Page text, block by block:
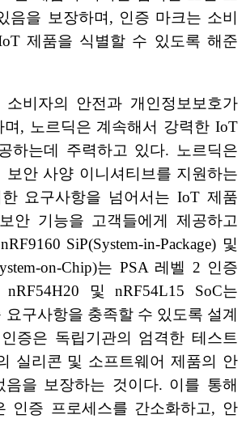
음을 보장하며, 인증 마크는 소비
제품을 식별할 수 있도록 해준
비자의 안전과 개인정보보호가
며, 노르딕은 계속해서 강력한 IoT
하는데 주력하고 있다. 노르딕은
보안 사양 이니셔티브를 지원하는
요구사항을 넘어서는 IoT 제품
안 기능을 고객들에게 제공하고
SiP(System-in-Package) 및
on-Chip)는 PSA 레벨 2 인증
및 nRF54L15 SoC는
요구사항을 충족할 수 있도록 설계
증은 독립기관의 엄격한 테스트
실리콘 및 소프트웨어 제품의 안
음을 보장하는 것이다. 이를 통해
인증 프로세스를 간소화하고, 안